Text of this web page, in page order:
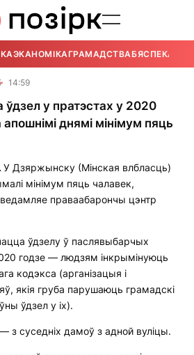
ЭКАНОМІКАГРАМАДСТВАБЯСПЕКА
14:59
у пратэстах у 2020
днямі мінімум пяць
У Дзяржынску (Мінская влбласць)
мінімум пяць чалавек,
праваабарончы цэнтр
ўдзелу ў паслявыбарчых
годзе — людзям інкрымінуюць
кодэкса (арганізацыя і
якія груба парушаюць грамадскі
ўдзел у іх).
з суседніх дамоў з адной вуліцы.